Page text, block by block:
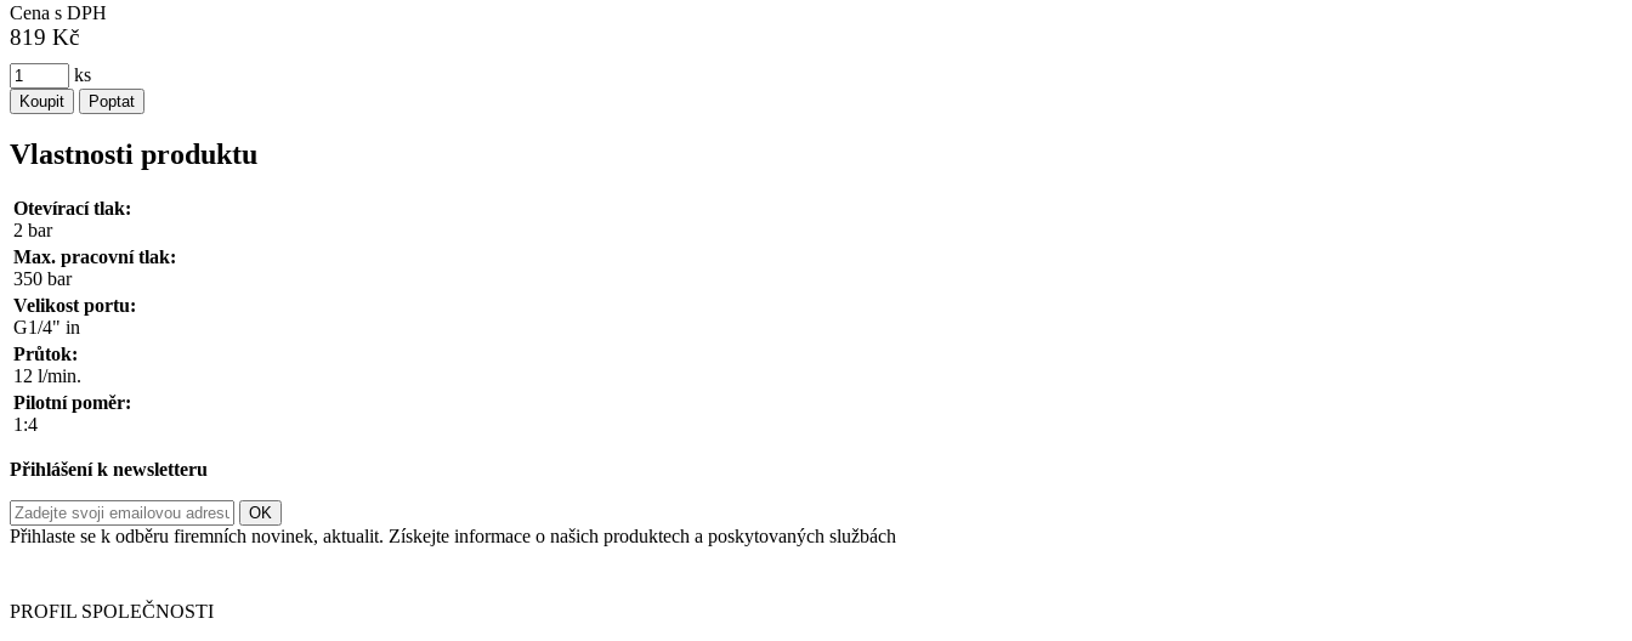
Cena s DPH
819 Kč
ks
Koupit Poptat
Vlastnosti produktu
Otevírací tlak:
2 bar
Max. pracovní tlak:
350 bar
Velikost portu:
G1/4" in
Průtok:
12 l/min.
Pilotní poměr:
1:4
Přihlášení k newsletteru
Přihlaste se k odběru firemních novinek, aktualit. Získejte informace o našich produktech a poskytovaných službách
PROFIL SPOLEČNOSTI